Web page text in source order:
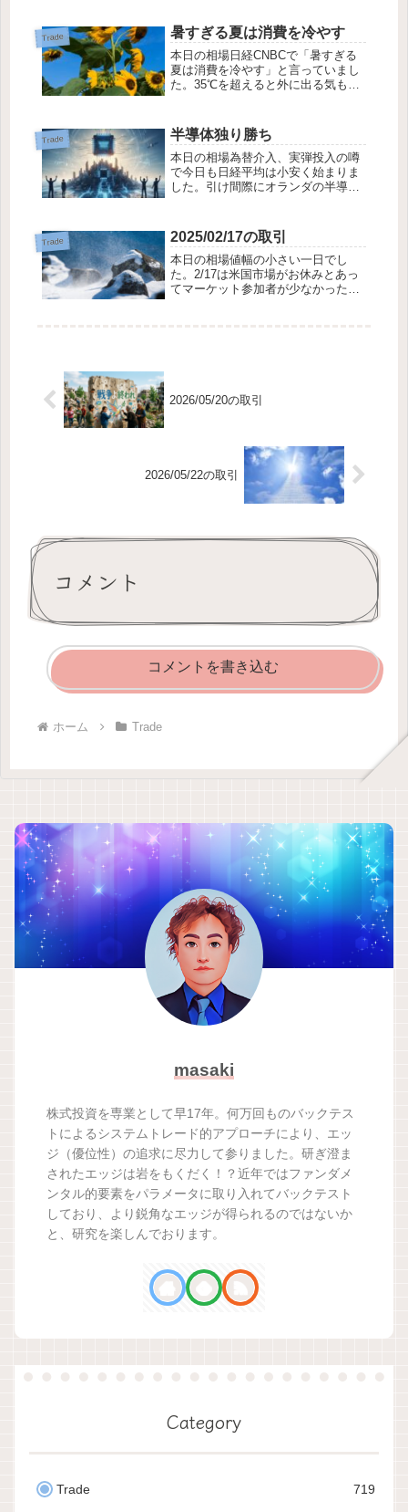
斉に上昇に転じました。金利が上昇
すると、お金が借りにくくなり、設
備投資や、住宅の...
Trade 暑すぎる夏は消費を冷やす
本日の相場日経CNBCで「暑すぎる
夏は消費を冷やす」と言っていまし
た。35℃を超えると外に出る気も起
ってしまう程、暑い日が続きます。
ビール銘柄とか、ディズニーランド
が下げていま...
Trade 半導体独り勝ち
本日の相場為替介入、実弾投入の噂
で今日も日経平均は小安く始まりま
した。引け間際にオランダの半導体
経平均を押し上げる格好となりまし
た。日経平均は上がれども、多くの
銘柄は下落し、優...
Trade 2025/02/17の取引
本日の相場値幅の小さい一日でし
た。2/17は米国市場がお休みとあっ
てマーケット参加者が少なかったよ
2026/05/20の取引
2026/05/22の取引
コメント
コメントを書き込む
ホーム Trade
masaki
株式投資を専業として早17年。何万回ものバックテス
トによるシステムトレード的アプローチにより、エッ
ジ（優位性）の追求に尽力して参りました。研ぎ澄ま
されたエッジは岩をもくだく！？近年ではファンダメ
ンタル的要素をパラメータに取り入れてバックテスト
しており、より鋭角なエッジが得られるのではないか
と、研究を楽しんでおります。
Category
Trade 719